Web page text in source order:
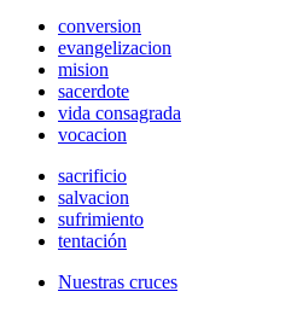
conversion
evangelizacion
mision
sacerdote
vida consagrada
vocacion
sacrificio
salvacion
sufrimiento
tentación
Nuestras cruces